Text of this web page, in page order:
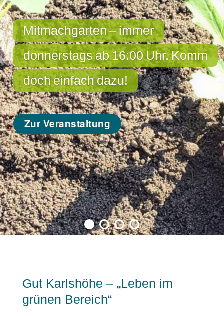
Mitmachgarten–immer
donnerstagsab 16:00Uhr.Komm
docheinfachdazu!
Zur Veranstaltung
Gut Karlshöhe – „Leben im
grünen Bereich“